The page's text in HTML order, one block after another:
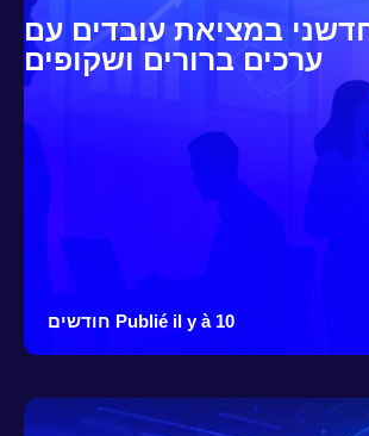
במציאת עובדים עם
ערכים ברורים ושקופים
Publié il y à 10 חודשים